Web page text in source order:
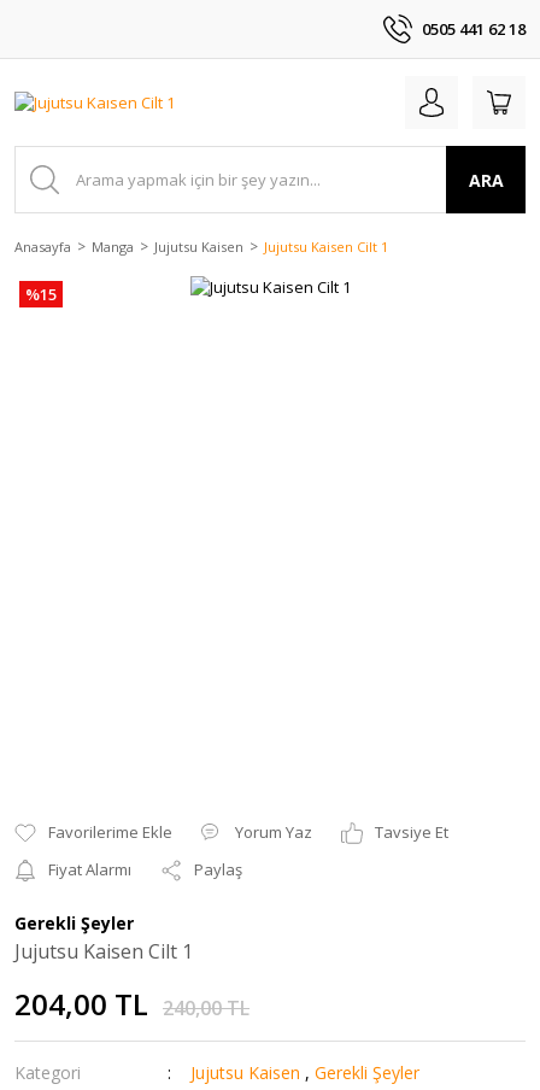
0505 441 62 18
ARA
Anasayfa Manga Jujutsu Kaisen Jujutsu Kaisen Cilt 1
%15
Yorum Yaz
Tavsiye Et
Fiyat Alarmı
Paylaş
Gerekli Şeyler
Jujutsu Kaisen Cilt 1
204,00 TL 240,00 TL
Kategori Jujutsu Kaisen ,Gerekli Şeyler